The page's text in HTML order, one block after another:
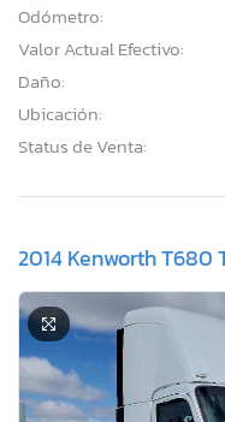
Odómetro:
Valor Actual Efectivo:
Daño:
Ubicación:
Status de Venta:
2014 Kenworth T680